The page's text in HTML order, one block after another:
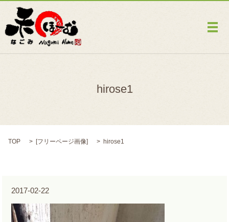
メ
hirose1
TOP [フリーページ画像] hirose1
2017-02-22